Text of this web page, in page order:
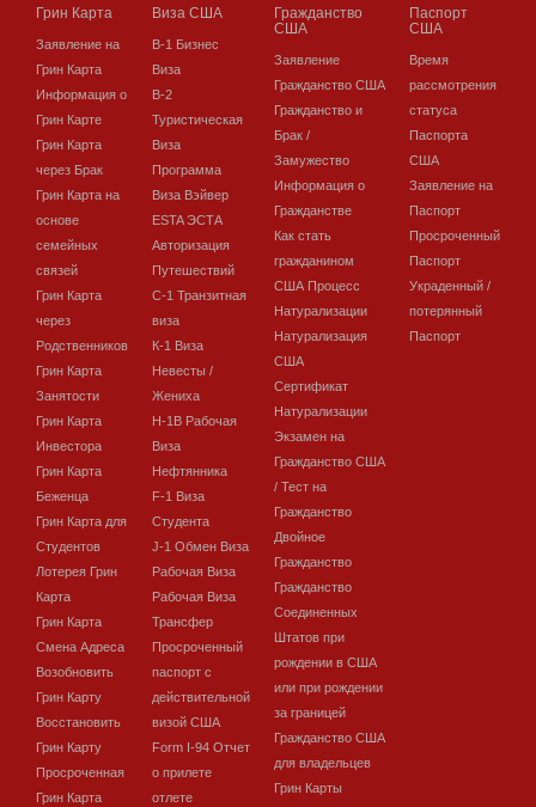
Грин Карта
Заявление на
Грин Карта
Информация о
Грин Карте
Грин Карта
через Брак
Грин Карта на
основе
семейных
связей
Грин Карта
через
Родственников
Грин Карта
Занятости
Грин Карта
Инвестора
Грин Карта
Беженца
Грин Карта для
Студентов
Лотерея Грин
Карта
Грин Карта
Смена Адреса
Возобновить
Грин Карту
Восстановить
Грин Карту
Просроченная
Грин Карта
Виза США
В-1 Бизнес
Виза
В-2
Туристическая
Виза
Программа
Виза Вэйвер
ESTA ЭСТА
Авторизация
Путешествий
C-1 Транзитная
виза
К-1 Виза
Невесты /
Жениха
H-1B Рабочая
Виза
Нефтянника
F-1 Виза
Студента
J-1 Обмен Виза
Рабочая Виза
Рабочая Виза
Трансфер
Просроченный
паспорт с
действительной
визой США
Form I-94 Отчет
о прилете
отлете
Гражданство
США
Заявление
Гражданство США
Гражданство и
Брак /
Замужество
Информация о
Гражданстве
Как стать
гражданином
США Процесс
Натурализации
Натурализация
США
Сертификат
Натурализации
Экзамен на
Гражданство США
/ Тест на
Гражданство
Двойное
Гражданство
Гражданство
Соединенных
Штатов при
рождении в США
или при рождении
за границей
Гражданство США
для владельцев
Грин Карты
Паспорт
США
Время
рассмотрения
статуса
Паспорта
США
Заявление на
Паспорт
Просроченный
Паспорт
Украденный /
потерянный
Паспорт